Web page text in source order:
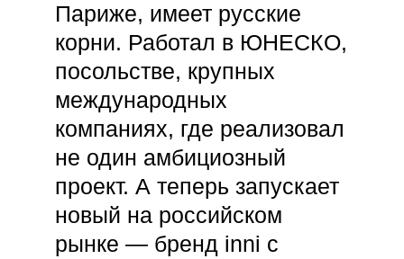
Париже, имеет русские
корни. Работал в ЮНЕСКО,
посольстве, крупных
международных
компаниях, где реализовал
не один амбициозный
проект. А теперь запускает
новый на российском
рынке — бренд inni с